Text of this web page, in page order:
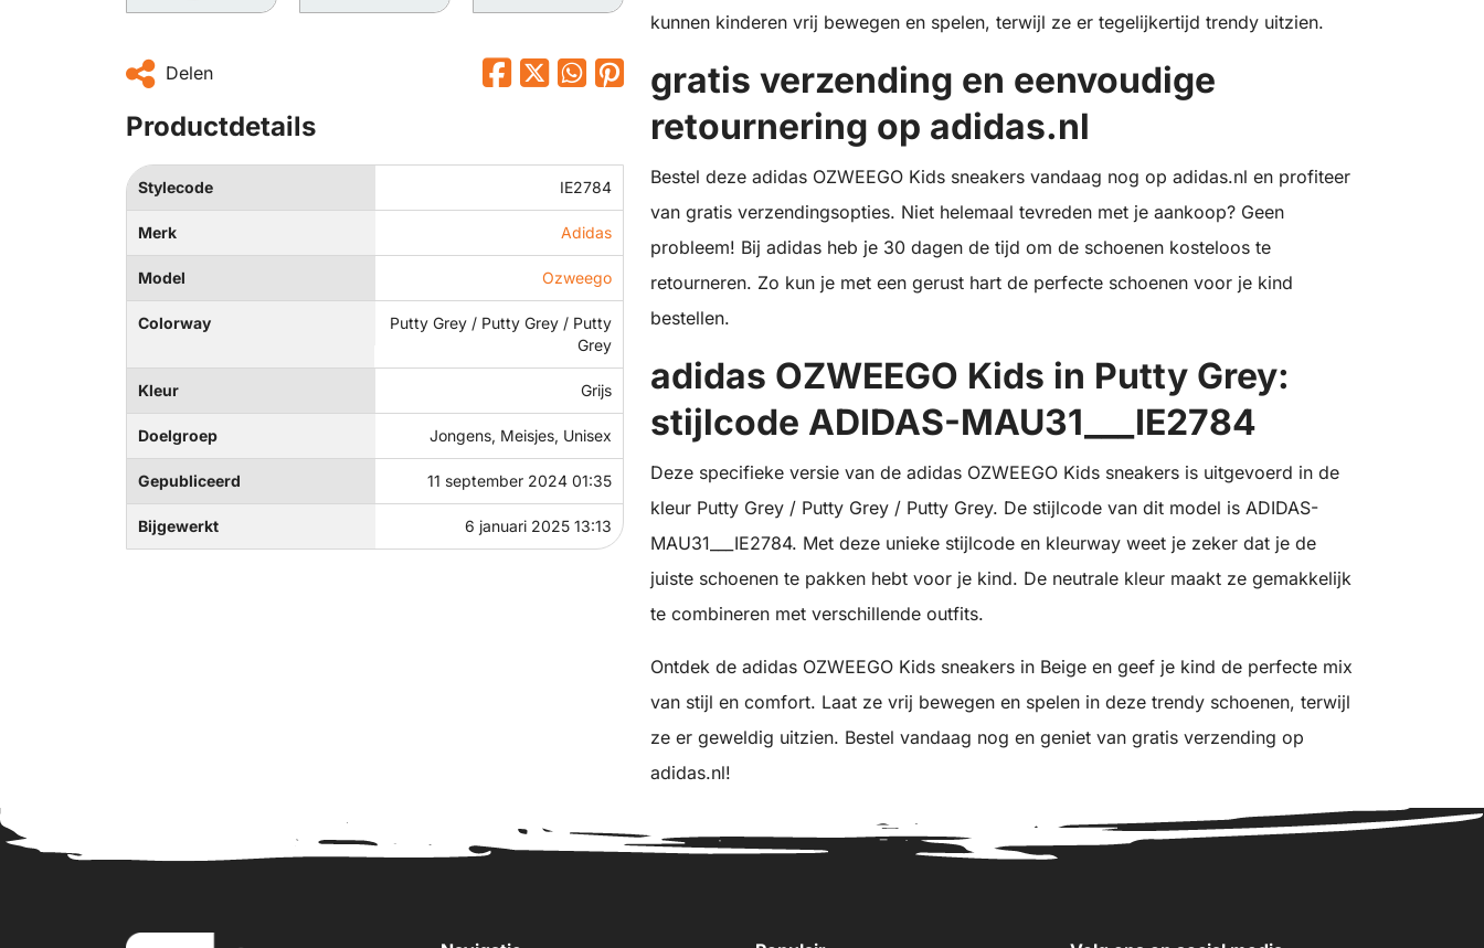
Delen
Productdetails
Stylecode IE2784
Merk Adidas
Model Ozweego
Colorway
Putty Grey / Putty Grey / Putty
Grey
Kleur Grijs
Doelgroep Jongens, Meisjes, Unisex
Gepubliceerd 11 september 2024 01:35
Bijgewerkt 6 januari 2025 13:13
kunnen kinderen vrij bewegen en spelen, terwijl ze er tegelijkertijd trendy uitzien.
gratis verzending en eenvoudige
retournering op adidas.nl
Bestel deze adidas OZWEEGO Kids sneakers vandaag nog op adidas.nl en profiteer
van gratis verzendingsopties. Niet helemaal tevreden met je aankoop? Geen
probleem! Bij adidas heb je 30 dagen de tijd om de schoenen kosteloos te
retourneren. Zo kun je met een gerust hart de perfecte schoenen voor je kind
bestellen.
adidas OZWEEGO Kids in Putty Grey:
stijlcode ADIDAS-MAU31___IE2784
Deze specifieke versie van de adidas OZWEEGO Kids sneakers is uitgevoerd in de
kleur Putty Grey / Putty Grey / Putty Grey. De stijlcode van dit model is ADIDAS-
MAU31___IE2784. Met deze unieke stijlcode en kleurway weet je zeker dat je de
juiste schoenen te pakken hebt voor je kind. De neutrale kleur maakt ze gemakkelijk
te combineren met verschillende outfits.
Ontdek de adidas OZWEEGO Kids sneakers in Beige en geef je kind de perfecte mix
van stijl en comfort. Laat ze vrij bewegen en spelen in deze trendy schoenen, terwijl
ze er geweldig uitzien. Bestel vandaag nog en geniet van gratis verzending op
adidas.nl!